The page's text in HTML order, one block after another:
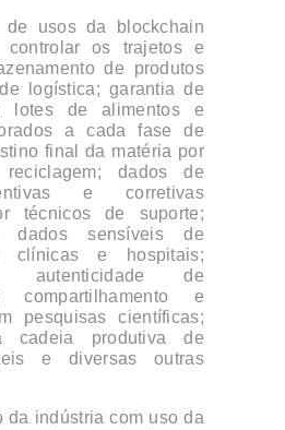
de usos da blockchain
controlar os trajetos e
de produtos
logística; garantia de
lotes de alimentos e
a cada fase de
final da matéria por
dados de
e corretivas
técnicos de suporte;
dados sensíveis de
clínicas e hospitais;
autenticidade de
compartilhamento e
pesquisas científicas;
cadeia produtiva de
e diversas outras
da indústria com uso da